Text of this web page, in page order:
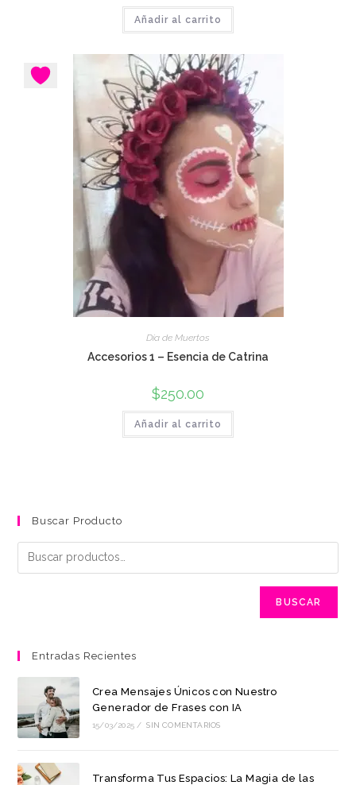
Añadir al carrito
Día de Muertos
Accesorios 1 – Esencia de Catrina
$250.00
Añadir al carrito
Buscar Producto
BUSCAR
Entradas Recientes
Crea Mensajes Únicos con Nuestro
Generador de Frases con IA
15/03/2025 / SIN COMENTARIOS
Transforma Tus Espacios: La Magia de las